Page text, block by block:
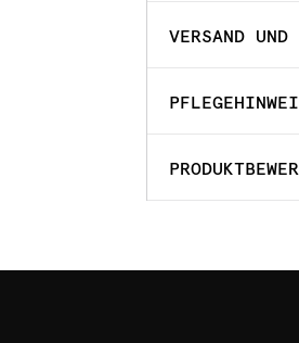
VERSAND UND